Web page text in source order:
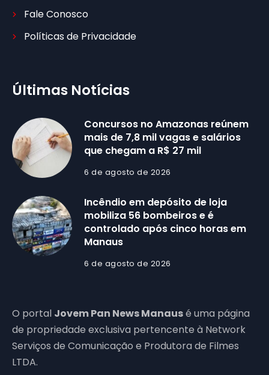
Fale Conosco
Políticas de Privacidade
Últimas Notícias
Concursos no Amazonas reúnem
mais de 7,8 mil vagas e salários
que chegam a R$ 27 mil
6 de agosto de 2026
Incêndio em depósito de loja
mobiliza 56 bombeiros e é
controlado após cinco horas em
Manaus
6 de agosto de 2026
O portal Jovem Pan News Manausé uma página
de propriedade exclusiva pertencente à Network
Serviços de Comunicação e Produtora de Filmes
LTDA.